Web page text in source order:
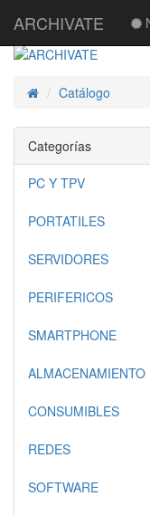
ARCHIVATE
InicioCatálogo
Categorías
PC Y TPV
PORTATILES
SERVIDORES
PERIFERICOS
SMARTPHONE
ALMACENAMIENTO
CONSUMIBLES
REDES
SOFTWARE